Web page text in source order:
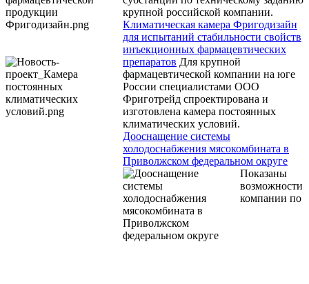
крупной российской компании.
Климатическая камера Фригодизайн
для испытаний стабильности свойств
инъекционных фармацевтических
препаратов Для крупной
фармацевтической компании на юге
России специалистами ООО
Фриготрейд спроектирована и
изготовлена камера постоянных
климатических условий.
Дооснащение системы
холодоснабжения мясокомбината в
Приволжском федеральном округе
Показаны
возможности
компании по